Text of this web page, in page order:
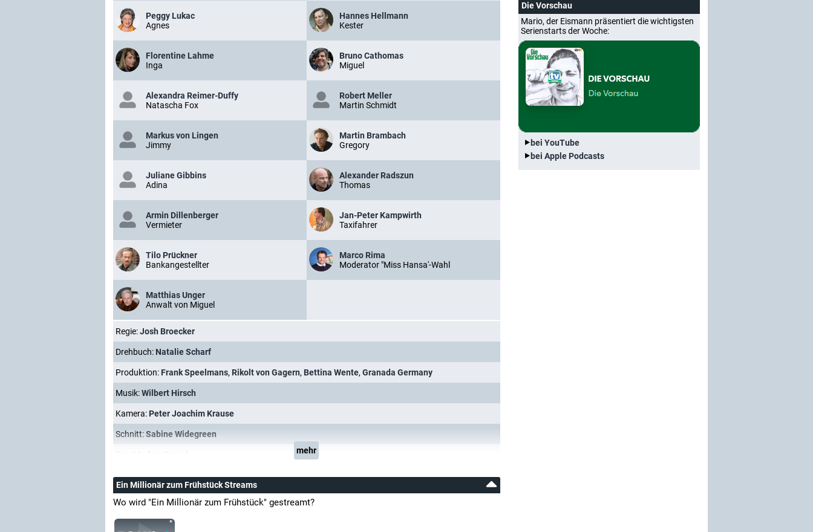
Peggy Lukac
Agnes
Hannes Hellmann
Kester
Florentine Lahme
Inga
Bruno Cathomas
Miguel
Alexandra Reimer-Duffy
Natascha Fox
Robert Meller
Martin Schmidt
Markus von Lingen
Jimmy
Martin Brambach
Gregory
Juliane Gibbins
Adina
Alexander Radszun
Thomas
Armin Dillenberger
Vermieter
Jan-Peter Kampwirth
Taxifahrer
Tilo Prückner
Bankangestellter
Marco Rima
Moderator "Miss Hansa'-Wahl
Matthias Unger
Anwalt von Miguel
Regie:Josh Broecker
Drehbuch: Natalie Scharf
Produktion: Frank Speelmans, Rikolt von Gagern, Bettina Wente, Granada Germany
Musik:Wilbert Hirsch
Kamera: Peter Joachim Krause
Schnitt:Sabine Widegreen
mehr
Ein Millionär zum Frühstück Streams
Wo wird "Ein Millionär zum Frühstück" gestreamt?
Die Vorschau
Mario, der Eismann präsentiert die wichtigsten
Serienstarts der Woche:
bei YouTube
bei Apple Podcasts